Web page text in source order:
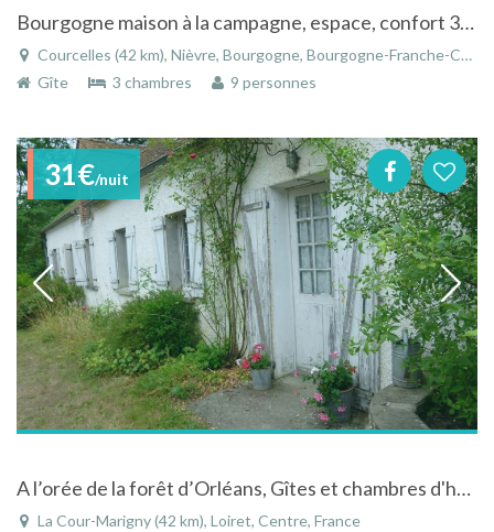
Bourgogne maison à la campagne, espace, confort 3ch 3sdb et calme, terrain clos
Courcelles (42 km), Nièvre, Bourgogne, Bourgogne-Franche-Comté, France
Gîte
3 chambres 9 personnes
31€/nuit
A l’orée de la forêt d’Orléans, Gîtes et chambres d'hôtes
La Cour-Marigny (42 km), Loiret, Centre, France